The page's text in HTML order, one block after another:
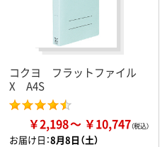
コクヨ フラットファイル
X A4S
￥2,198 ￥10,747
お届け日：8月8日（土）